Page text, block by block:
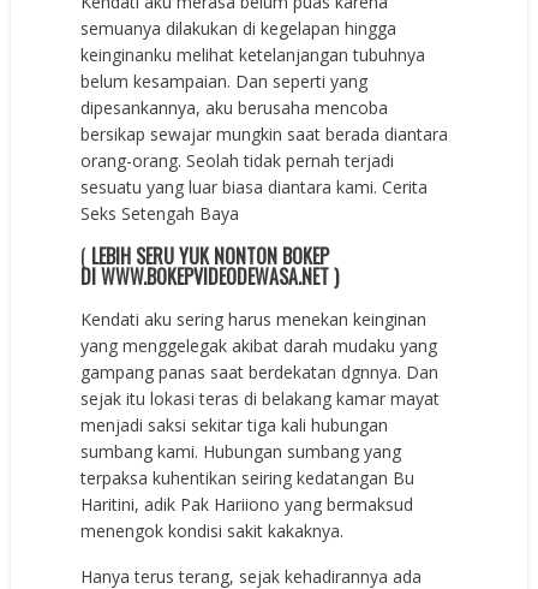
semuanya dilakukan di kegelapan hingga
keinginanku melihat ketelanjangan tubuhnya
belum kesampaian. Dan seperti yang
dipesankannya, aku berusaha mencoba
bersikap sewajar mungkin saat berada diantara
orang-orang. Seolah tidak pernah terjadi
sesuatu yang luar biasa diantara kami. Cerita
Seks Setengah Baya
( LEBIH SERU YUK NONTON BOKEP
DI WWW.BOKEPVIDEODEWASA.NET )
Kendati aku sering harus menekan keinginan
yang menggelegak akibat darah mudaku yang
gampang panas saat berdekatan dgnnya. Dan
sejak itu lokasi teras di belakang kamar mayat
menjadi saksi sekitar tiga kali hubungan
sumbang kami. Hubungan sumbang yang
terpaksa kuhentikan seiring kedatangan Bu
Haritini, adik Pak Hariiono yang bermaksud
menengok kondisi sakit kakaknya.
Hanya terus terang, sejak kehadirannya ada